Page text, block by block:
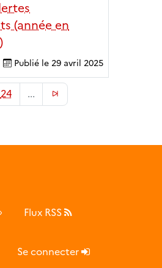
(année en
Publié le 29 avril 2025
24 ...
Flux RSS
Se connecter